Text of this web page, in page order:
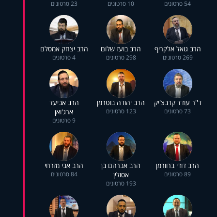
54 סרטונים 10 סרטונים 23 סרטונים
הרב גואל אלקריף
269 סרטונים
הרב בועז שלום
298 סרטונים
הרב יצחק אמסלם
4 סרטונים
ד''ר עודד קרבצ'יק
73 סרטונים
הרב יהודה בוטרמן
123 סרטונים
הרב אביעד
ארג'ואן
9 סרטונים
הרב דודי ברוורמן
89 סרטונים
הרב אברהם בן
אסולין
193 סרטונים
הרב אבי מזרחי
84 סרטונים